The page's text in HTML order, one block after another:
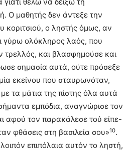
Ο μαθητής δεν άντεξε την
κοριτσιού, ο ληστής όμως, αν
γύρω ολόκληρος λαός, που
και βλασφημούσε και
σημασία αυτά, ούτε πρόσεξε
εκείνου που σταυρωνόταν,
τα μάτια της πίστης όλα αυτά
εμπόδια, αναγνώρισε τον
αφού τον παρακάλεσε τού είπε-
φθάσεις στη βασιλεία σου»10.
επιπόλαια αυτόν το ληστή,